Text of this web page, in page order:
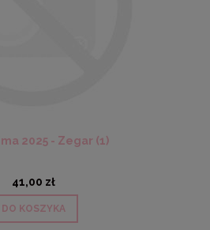
2025 - Zegar (1)
41,00 zł
DO KOSZYKA